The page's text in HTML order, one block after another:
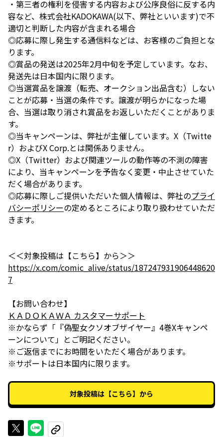
・第三者の権利を侵害する内容および公序良俗に反する内
容など、株式会社KADOKAWA(以下、弊社といいます)で不
適切と判断した内容が含まれる場合
◎応募に際し発生する通信料などは、お客様のご負担とな
ります。
◎賞品の発送は2025年2月中旬を予定しています。なお、
発送先は日本国内に限ります。
◎当選賞品を譲渡（転売、オークション出品含む）しない
ことが応募・当選の条件です。譲渡が明らかになった場
合、当選は取り消され賞品をお返しいただくことがありま
す。
◎当キャンペーンは、弊社が主催しています。X（Twitte
r）およびX Corp.とは関係ありません。
◎X（Twitter）および関連ツールの動作等の不測の障害
により、当キャンペーンを予告なく変更・中止させていた
だく場合があります。
◎応募に際しご提供いただいた個人情報は、弊社のプライ
バシーポリシーの定めるところにより取り扱わせていただ
きます。
https://x.com/comic_alive/status/187247931906448620
7
ＫＡＤＯＫＡＷＡ カスタマーサポート
※かならず「『偽聖女クソオブザイヤー』4巻Xキャンペ
ーンについて」とご明記ください。
※​​ご返信までにお時間をいただく場合があります。
※サポートは日本国内に限ります。
対象投稿は【こちら】から
Xで投稿するLINEでシェアする
URLをコピーする